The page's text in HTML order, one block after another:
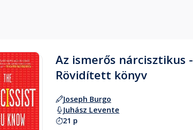
Az ismerős nárcisztikus -
Rövidített könyv
Joseph Burgo
Juhász Levente
21 p